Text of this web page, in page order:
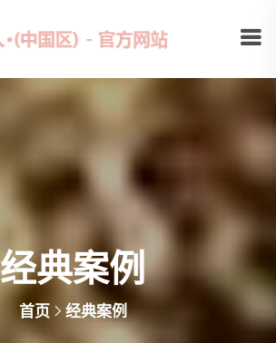
经典案例
首页 经典案例